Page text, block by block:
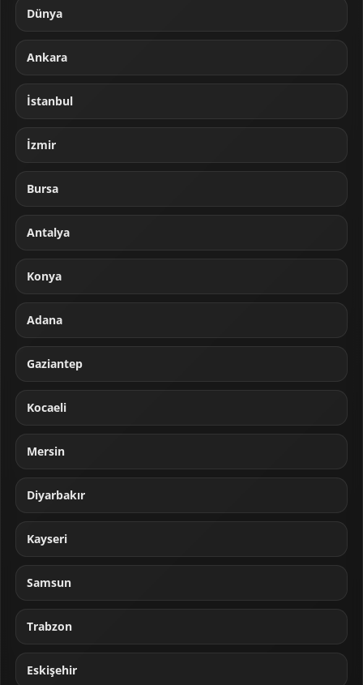
Dünya
Ankara
İstanbul
İzmir
Bursa
Antalya
Konya
Adana
Gaziantep
Kocaeli
Mersin
Diyarbakır
Kayseri
Samsun
Trabzon
Eskişehir